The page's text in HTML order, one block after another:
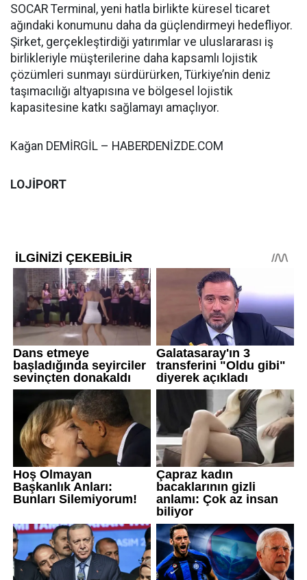
SOCAR Terminal, yeni hatla birlikte küresel ticaret
ağındaki konumunu daha da güçlendirmeyi hedefliyor.
Şirket, gerçekleştirdiği yatırımlar ve uluslararası iş
birlikleriyle müşterilerine daha kapsamlı lojistik
çözümleri sunmayı sürdürürken, Türkiye’nin deniz
taşımacılığı altyapısına ve bölgesel lojistik
kapasitesine katkı sağlamayı amaçlıyor.
Kağan DEMİRGİL – HABERDENİZDE.COM
LOJİPORT